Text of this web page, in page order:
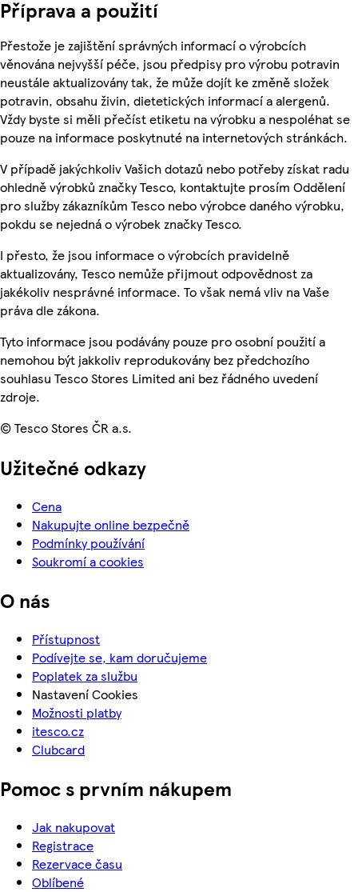
Příprava a použití
Přestože je zajištění správných informací o výrobcích
věnována nejvyšší péče, jsou předpisy pro výrobu potravin
neustále aktualizovány tak, že může dojít ke změně složek
potravin, obsahu živin, dietetických informací a alergenů.
Vždy byste si měli přečíst etiketu na výrobku a nespoléhat se
pouze na informace poskytnuté na internetových stránkách.
V případě jakýchkoliv Vašich dotazů nebo potřeby získat radu
ohledně výrobků značky Tesco, kontaktujte prosím Oddělení
pro služby zákazníkům Tesco nebo výrobce daného výrobku,
pokdu se nejedná o výrobek značky Tesco.
I přesto, že jsou informace o výrobcích pravidelně
aktualizovány, Tesco nemůže přijmout odpovědnost za
jakékoliv nesprávné informace. To však nemá vliv na Vaše
práva dle zákona.
Tyto informace jsou podávány pouze pro osobní použití a
nemohou být jakkoliv reprodukovány bez předchozího
souhlasu Tesco Stores Limited ani bez řádného uvedení
zdroje.
© Tesco Stores ČR a.s.
Užitečné odkazy
Cena
Nakupujte online bezpečně
Podmínky používání
Soukromí a cookies
O nás
Přístupnost
Podívejte se, kam doručujeme
Poplatek za službu
Nastavení Cookies
Možnosti platby
itesco.cz
Clubcard
Pomoc s prvním nákupem
Jak nakupovat
Registrace
Rezervace času
Oblíbené